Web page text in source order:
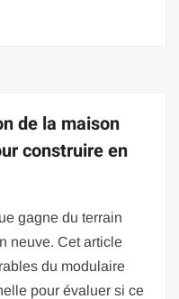
de la maison
construire en
gagne du terrain
neuve. Cet article
du modulaire
pour évaluer si ce